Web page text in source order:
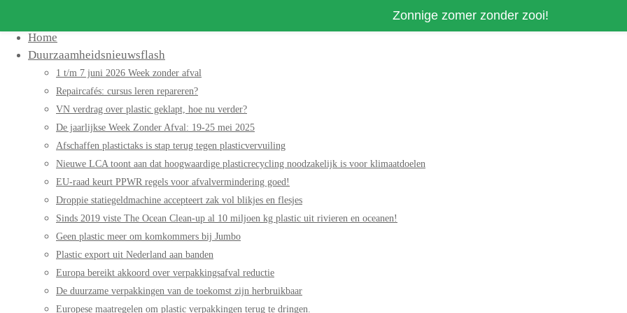
Home
Duurzaamheidsnieuwsflash
1 t/m 7 juni 2026 Week zonder afval
Repaircafés: cursus leren repareren?
VN verdrag over plastic geklapt, hoe nu verder?
De jaarlijkse Week Zonder Afval: 19-25 mei 2025
Afschaffen plastictaks is stap terug tegen plasticvervuiling
Nieuwe LCA toont aan dat hoogwaardige plasticrecycling noodzakelijk is voor klimaatdoelen
EU-raad keurt PPWR regels voor afvalvermindering goed!
Droppie statiegeldmachine accepteert zak vol blikjes en flesjes
Sinds 2019 viste The Ocean Clean-up al 10 miljoen kg plastic uit rivieren en oceanen!
Geen plastic meer om komkommers bij Jumbo
Plastic export uit Nederland aan banden
Europa bereikt akkoord over verpakkingsafval reductie
De duurzame verpakkingen van de toekomst zijn herbruikbaar
Europese maatregelen om plastic verpakkingen terug te dringen.
Zonnige zomer zonder zooi!